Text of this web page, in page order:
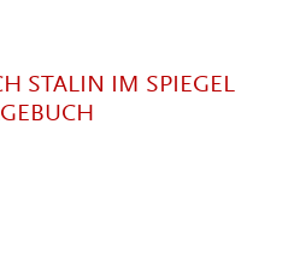
STALIN IM SPIEGEL